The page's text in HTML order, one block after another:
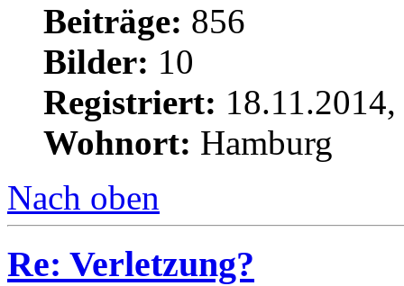
Beiträge: 856
Bilder: 10
Registriert:
Wohnort: Hamburg
Nach oben
Re: Verletzung?